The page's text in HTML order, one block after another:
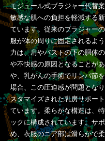
モジュール式ブラジャー代替
敏感な肌への負担を軽減する
ています。従来のブラジャー
服が体の周りに固定されるよ
力は、肩やバストの下の胴体
や不快感の原因となることが
や、乳がんの手術でリンパ節
場合、この圧迫感が問題とな
スタマイズされた乳房サポー
ています。柔らかな構造は、
ックに構成されています。サ
め、衣服のニア部は滑らかで